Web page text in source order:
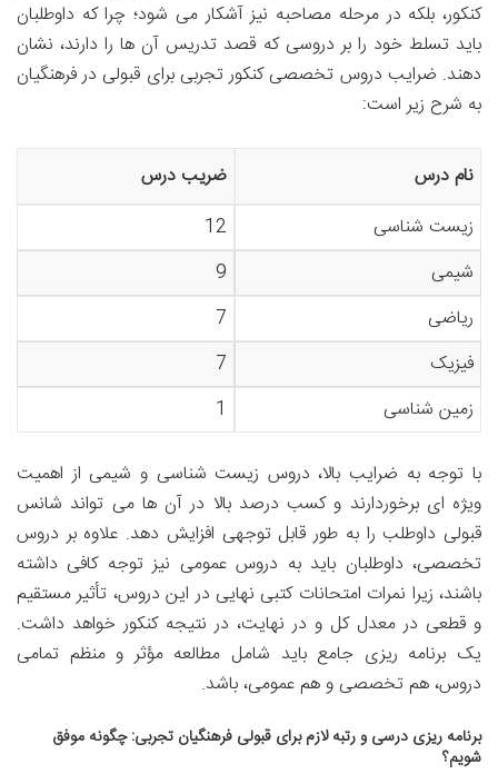
کنکور، بلکه در مرحله مصاحبه نیز آشکار می شود؛ چرا که داوطلبان
باید تسلط خود را بر دروسی که قصد تدریس آن ها را دارند، نشان
دهند. ضرایب دروس تخصصی کنکور تجربی برای قبولی در فرهنگیان
به شرح زیر است:
نام درس
ضریب درس
زیست شناسی
12
شیمی
9
ریاضی
7
فیزیک
7
زمین شناسی
1
با توجه به ضرایب بالا، دروس زیست شناسی و شیمی از اهمیت
ویژه ای برخوردارند و کسب درصد بالا در آن ها می تواند شانس
قبولی داوطلب را به طور قابل توجهی افزایش دهد. علاوه بر دروس
تخصصی، داوطلبان باید به دروس عمومی نیز توجه کافی داشته
باشند، زیرا نمرات امتحانات کتبی نهایی در این دروس، تأثیر مستقیم
و قطعی در معدل کل و در نهایت، در نتیجه کنکور خواهد داشت.
یک برنامه ریزی جامع باید شامل مطالعه مؤثر و منظم تمامی
دروس، هم تخصصی و هم عمومی، باشد.
برنامه ریزی درسی و رتبه لازم برای قبولی فرهنگیان تجربی: چگونه موفق
شویم؟